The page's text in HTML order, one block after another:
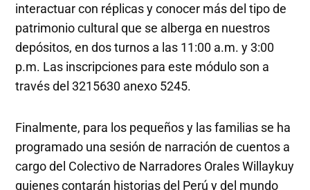
interactuar con réplicas y conocer más del tipo de
patrimonio cultural que se alberga en nuestros
depósitos, en dos turnos a las 11:00 a.m. y 3:00
p.m. Las inscripciones para este módulo son a
través del 3215630 anexo 5245.
Finalmente, para los pequeños y las familias se ha
programado una sesión de narración de cuentos a
cargo del Colectivo de Narradores Orales Willaykuy
quienes contarán historias del Perú y del mundo